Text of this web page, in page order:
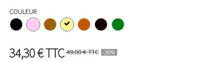
COULEUR
49,00 €TTC
34,30 €TTC -30%